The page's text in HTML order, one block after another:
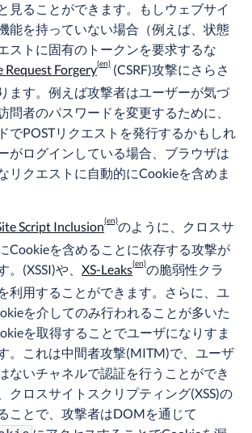
見ることができます。もしウェブサイ
能を持っていない場合（例えば、状態
ストに固有のトークンを要求するな
Request Forgery
(CSRF)攻撃にさらさ
ます。例えば攻撃者はユーザーが気づ
問者のパスワードを変更するために、
でPOSTリクエストを発行するかもしれ
がログインしている場合、ブラウザは
リクエストに自動的にCookieを含めま
Script Inclusion
のように、クロスサ
Cookieを含めることに依存する攻撃が
(XSSI)や、 XS-Leaks
の脆弱性クラ
利用することができます。さらに、ユ
を介してのみ行われることが多いた
を取得することでユーザになりすま
。これは中間者攻撃(MITM)で、ユーザ
ないチャネルで認証を行うことができ
クロスサイトスクリプティング(XSS)の
ことで、攻撃者はDOMを通じて